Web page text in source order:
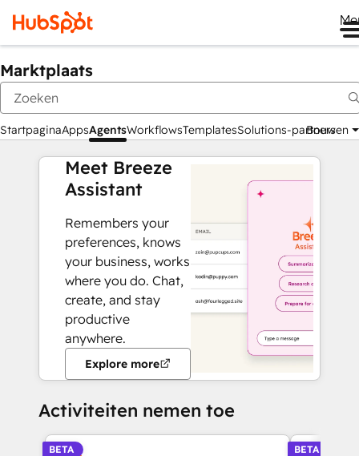
Marktplaats
StartpaginaAppsAgentsWorkflowsTemplatesSolutions-partners
Bouwen
Meet Breeze
Assistant
Remembers your
preferences, knows
your business, works
where you do. Chat,
create, and stay
productive
anywhere.
Explore more
Activiteiten nemen toe
BETA BETA